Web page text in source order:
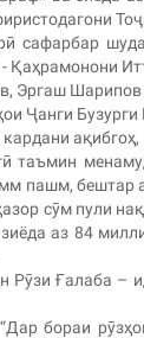
сафарбар
Қаҳрамонони
Эргаш
Ҷанги
таъмин
пашм, бештар
сӯм пули
аз 84
Рӯзи Ғалаба
бораи